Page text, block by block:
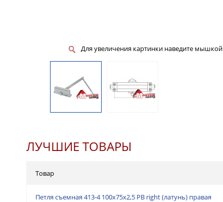
Для увеличения картинки наведите мышкой
ЛУЧШИЕ ТОВАРЫ
Товар
Петля съемная 413-4 100x75x2,5 PB right (латунь) правая